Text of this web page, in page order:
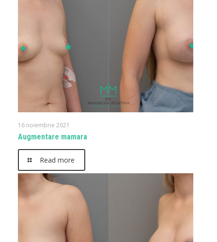
16 noiembrie 2021
Augmentare mamara
Read more